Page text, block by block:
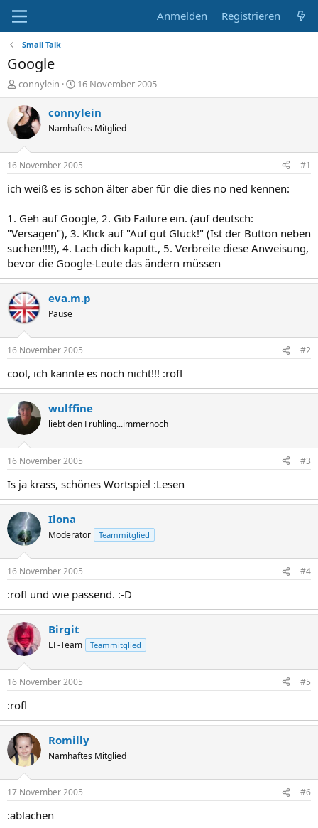
Anmelden Registrieren
Small Talk
Google
E
r
s
t
e
r
connylein
E
r
s
t
e
l
t
a
16 November 2005
connylein
Namhaftes Mitglied
16 November 2005 #1
ich weiß es is schon älter aber für die dies no ned kennen:
1. Geh auf Google, 2. Gib Failure ein. (auf deutsch:
"Versagen"), 3. Klick auf "Auf gut Glück!" (Ist der Button neben
suchen!!!!), 4. Lach dich kaputt., 5. Verbreite diese Anweisung,
bevor die Google-Leute das ändern müssen
eva.m.p
Pause
16 November 2005 #2
cool, ich kannte es noch nicht!!! :rofl
wulffine
liebt den Frühling...immernoch
16 November 2005 #3
Is ja krass, schönes Wortspiel :Lesen
Ilona
Moderator Teammitglied
16 November 2005 #4
:rofl und wie passend. :-D
Birgit
EF-Team Teammitglied
16 November 2005 #5
:rofl
Romilly
Namhaftes Mitglied
17 November 2005 #6
:ablachen